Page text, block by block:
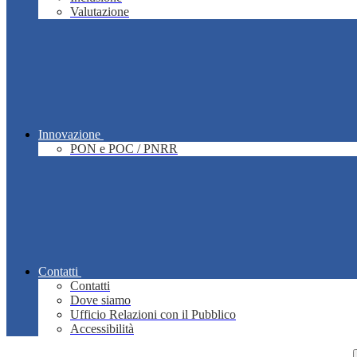
Valutazione
Innovazione
PON e POC / PNRR
Contatti
Contatti
Dove siamo
Ufficio Relazioni con il Pubblico
Accessibilità